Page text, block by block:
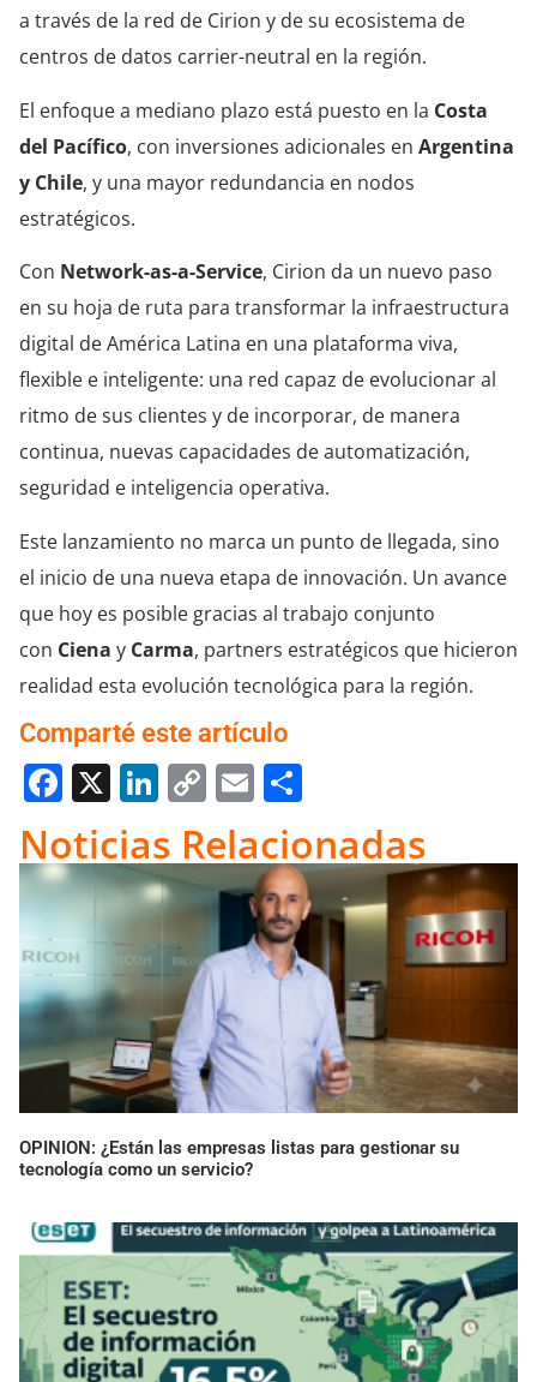
a través de la red de Cirion y de su ecosistema de
centros de datos carrier-neutral en la región.
El enfoque a mediano plazo está puesto en la Costa
del Pacífico, con inversiones adicionales en Argentina
y Chile, y una mayor redundancia en nodos
estratégicos.
Con Network-as-a-Service, Cirion da un nuevo paso
en su hoja de ruta para transformar la infraestructura
digital de América Latina en una plataforma viva,
flexible e inteligente: una red capaz de evolucionar al
ritmo de sus clientes y de incorporar, de manera
continua, nuevas capacidades de automatización,
seguridad e inteligencia operativa.
Este lanzamiento no marca un punto de llegada, sino
el inicio de una nueva etapa de innovación. Un avance
que hoy es posible gracias al trabajo conjunto
con Ciena y Carma, partners estratégicos que hicieron
realidad esta evolución tecnológica para la región.
Comparté este artículo
Facebook
X LinkedIn
Copy
Link
Email
Noticias Relacionadas
OPINION: ¿Están las empresas listas para gestionar su
tecnología como un servicio?